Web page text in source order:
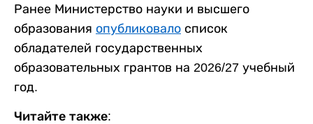
Ранее Министерство науки и высшего
образования опубликовало список
обладателей государственных
образовательных грантов на 2026/27 учебный
год.
Читайте также: